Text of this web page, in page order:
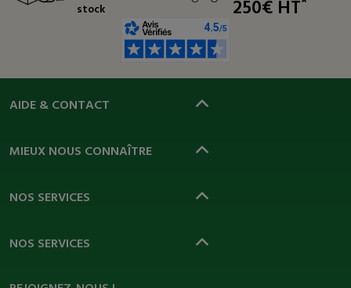
stock
250€ HT
AIDE & CONTACT
MIEUX NOUS CONNAÎTRE
NOS SERVICES
NOS SERVICES